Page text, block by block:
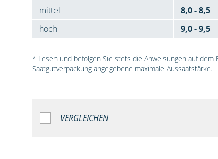
mittel
8,0 - 8,5
hoch
9,0 - 9,5
* Lesen und befolgen Sie stets die Anweisungen auf
Saatgutverpackung angegebene maximale Aussaatstärke.
VERGLEICHEN